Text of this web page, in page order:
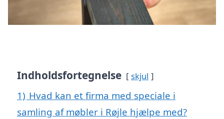
Indholdsfortegnelse skjul
1) Hvad kan et firma med speciale i
samling af møbler i Røjle hjælpe med?